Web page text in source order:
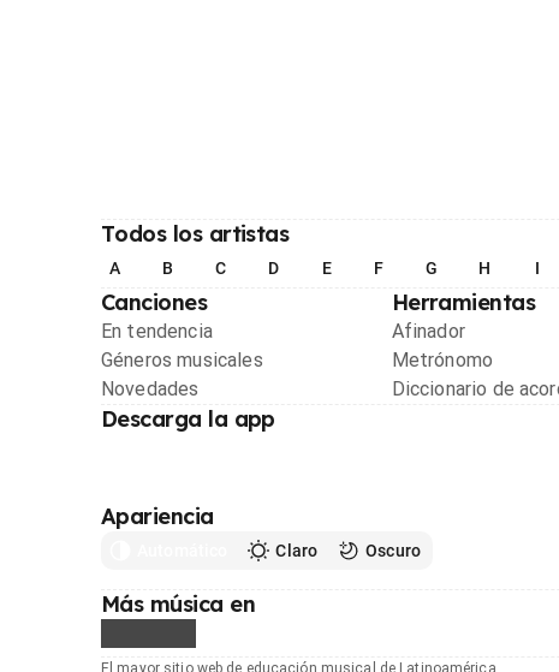
Todos los artistas
A B C D E F G H I
Canciones
En tendencia
Géneros musicales
Novedades
Herramientas
Afinador
Metrónomo
Diccionario de
Descarga la app
Apariencia
Claro Oscuro
Más música en
El mayor sitio web de educación musical de Latinoamérica